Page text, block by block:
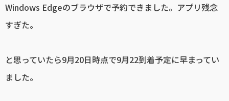
Windows Edgeのブラウザで予約できました。アプリ残念
すぎた。
と思っていたら9月20日時点で9月22到着予定に早まってい
ました。